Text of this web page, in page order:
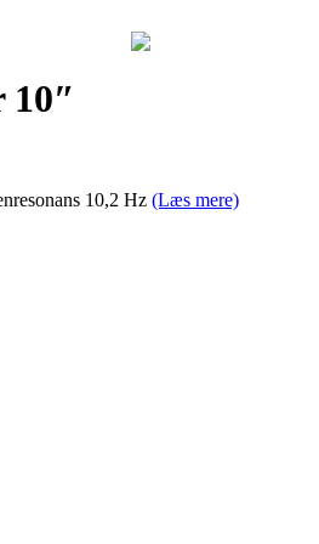
10″
10,2 Hz (Læs mere)